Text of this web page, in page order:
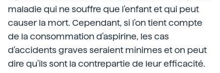
maladie qui ne souffre que l'enfant et qui peut
causer la mort. Cependant, si l'on tient compte
de la consommation d'aspirine, les cas
d'accidents graves seraient minimes et on peut
dire qu'ils sont la contrepartie de leur efficacité.